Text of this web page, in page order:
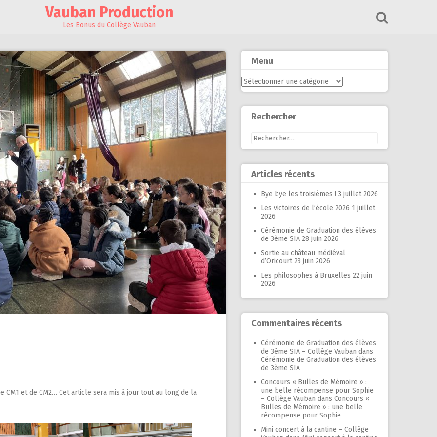
Vauban Production
Les Bonus du Collège Vauban
CM1 et de CM2… Cet article sera mis à jour tout au long de la
Menu
Menu
Rechercher
Rechercher :
Articles récents
Bye bye les troisièmes ! 3 juillet 2026
Les victoires de l’école 2026 1 juillet
2026
Cérémonie de Graduation des élèves
de 3ème SIA 28 juin 2026
Sortie au château médiéval
d’Oricourt 23 juin 2026
Les philosophes à Bruxelles 22 juin
2026
Commentaires récents
Cérémonie de Graduation des élèves
de 3ème SIA – Collège Vauban dans
Cérémonie de Graduation des élèves
de 3ème SIA
Concours « Bulles de Mémoire » :
une belle récompense pour Sophie
– Collège Vauban dans Concours «
Bulles de Mémoire » : une belle
récompense pour Sophie
Mini concert à la cantine – Collège